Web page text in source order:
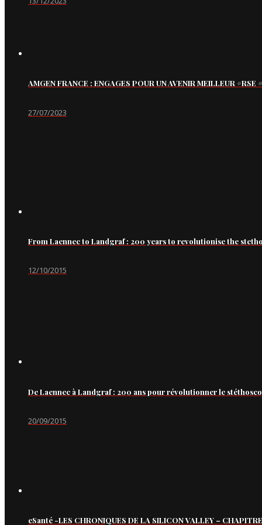
AMGEN FRANCE : ENGAGES POUR UN AVENIR MEILLEUR
27/07/2023
From Laennec to Landgraf : 200 years to revolutionise the
12/10/2015
De Laennec à Landgraf : 200 ans pour révolutionner le
20/09/2015
eSanté -LES CHRONIQUES DE LA SILICON VALLEY –